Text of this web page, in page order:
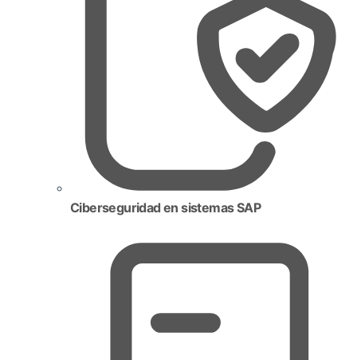
Ciberseguridad en sistemas SAP